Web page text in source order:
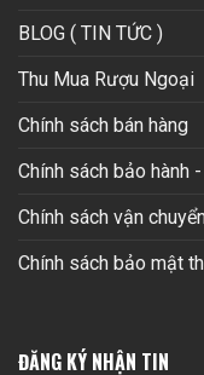
BLOG ( TIN TỨC )
Thu Mua Rượu Ngoại
Chính sách bán hàng
Chính sách bảo hành
Chính sách vận
Chính sách bảo mật
ĐĂNG KÝ NHẬN TIN